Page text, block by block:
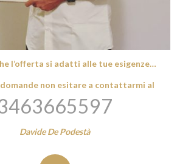
l’offerta si adatti alle tue esigenze…
domande non esitare a contattarmi al
Davide De Podestà